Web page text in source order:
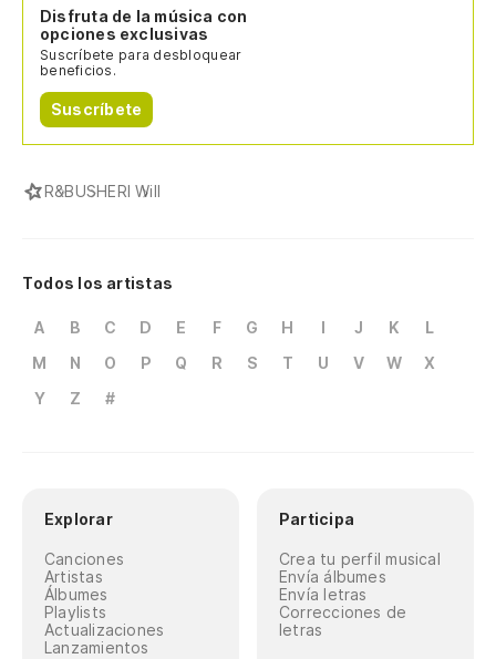
Disfruta de la música con
opciones exclusivas
Suscríbete para desbloquear
beneficios.
Suscríbete
R&BUSHERI Will
Todos los artistas
A B C D E F G H I J K
L
M
N O P Q R S T U V W
X
Y
Z #
Explorar
Canciones
Artistas
Álbumes
Playlists
Actualizaciones
Lanzamientos
Participa
Crea tu perfil musical
Envía álbumes
Envía letras
Correcciones de
letras